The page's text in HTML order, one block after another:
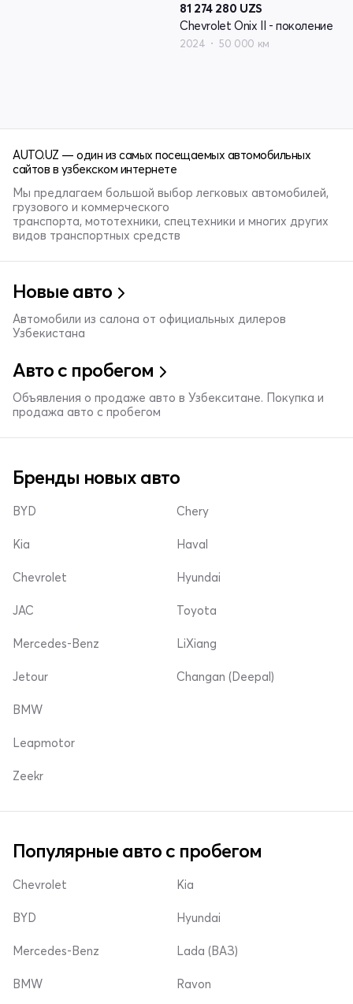
81 274 280 UZS
Chevrolet Onix II - поколение
2024 50 000 км
AUTO.UZ — один из самых посещаемых автомобильных
сайтов в узбекском интернете
Мы предлагаем большой выбор легковых автомобилей,
грузового и коммерческого
транспорта, мототехники, спецтехники и многих других
видов транспортных средств
Новые авто
Автомобили из салона от официальных дилеров
Узбекистана
Авто с пробегом
Объявления о продаже авто в Узбекситане. Покупка и
продажа авто с пробегом
Бренды новых авто
BYD
Kia
Chevrolet
Chery
Haval
Hyundai
JAC
Mercedes-Benz
Jetour
Toyota
LiXiang
Changan (Deepal)
BMW
Leapmotor
Zeekr
Популярные авто с пробегом
Chevrolet
BYD
Mercedes-Benz
Kia
Hyundai
Lada (ВАЗ)
BMW Ravon